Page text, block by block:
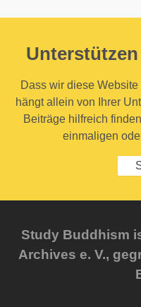
Dass wir diese
hängt allein von Ihrer
Beiträge hilfreich
einmaligen
Study Buddhism
Archives e. V.,